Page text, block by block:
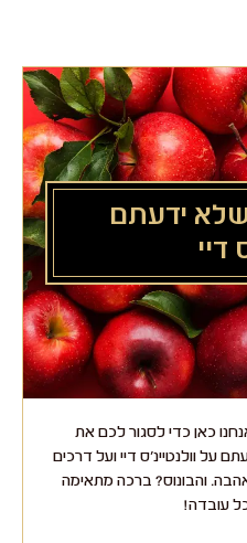
ידעתם
דיי
כאן כדי לסגור לכם את
על וולנטיינ'ס דיי ועל דרכים
והבונוס? ברכה מתאימה
עובדה!